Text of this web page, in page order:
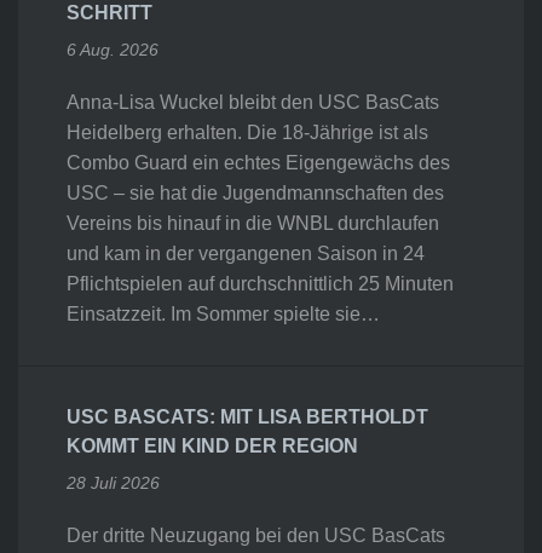
SCHRITT
6 Aug. 2026
Anna-Lisa Wuckel bleibt den USC BasCats
Heidelberg erhalten. Die 18-Jährige ist als
Combo Guard ein echtes Eigengewächs des
USC – sie hat die Jugendmannschaften des
Vereins bis hinauf in die WNBL durchlaufen
und kam in der vergangenen Saison in 24
Pflichtspielen auf durchschnittlich 25 Minuten
Einsatzzeit. Im Sommer spielte sie…
USC BASCATS: MIT LISA BERTHOLDT
KOMMT EIN KIND DER REGION
28 Juli 2026
Der dritte Neuzugang bei den USC BasCats